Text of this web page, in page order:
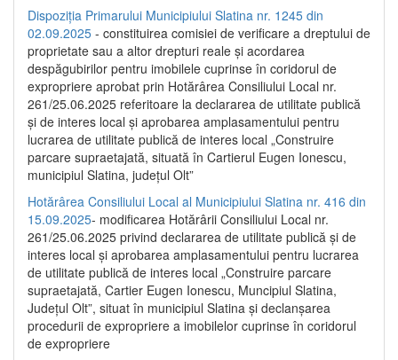
Dispoziția Primarului Municipiului Slatina nr. 1245 din
02.09.2025 - constituirea comisiei de verificare a dreptului de
proprietate sau a altor drepturi reale și acordarea
despăgubirilor pentru imobilele cuprinse în coridorul de
expropriere aprobat prin Hotărârea Consiliului Local nr.
261/25.06.2025 referitoare la declararea de utilitate publică
și de interes local și aprobarea amplasamentului pentru
lucrarea de utilitate publică de interes local „Construire
parcare supraetajată, situată în Cartierul Eugen Ionescu,
municipiul Slatina, județul Olt”
Hotărârea Consiliului Local al Municipiului Slatina nr. 416 din
15.09.2025- modificarea Hotărârii Consiliului Local nr.
261/25.06.2025 privind declararea de utilitate publică și de
interes local și aprobarea amplasamentului pentru lucrarea
de utilitate publică de interes local „Construire parcare
supraetajată, Cartier Eugen Ionescu, Muncipiul Slatina,
Județul Olt”, situat în municipiul Slatina și declanșarea
procedurii de expropriere a imobilelor cuprinse în coridorul
de expropriere